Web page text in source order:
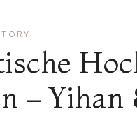
– Yihan